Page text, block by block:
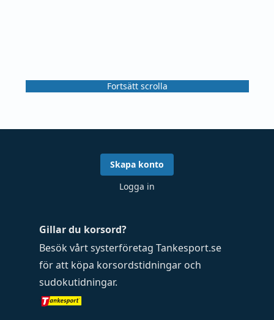
Fortsätt scrolla
Gillar du korsord?
Besök vårt systerföretag Tankesport.se
för att köpa korsordstidningar och
sudokutidningar.
Skapa konto
Logga in